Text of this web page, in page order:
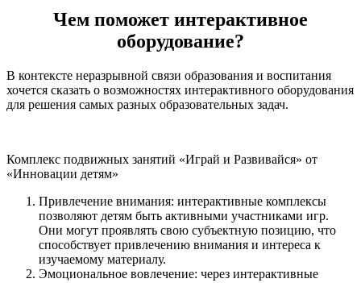
Чем поможет интерактивное
оборудование?
В контексте неразрывной связи образования и воспитания
хочется сказать о возможностях интерактивного оборудования
для решения самых разных образовательных задач.
Комплекс подвижных занятий «Играй и Развивайся» от
«Инновации детям»
Привлечение внимания: интерактивные комплексы
позволяют детям быть активными участниками игр.
Они могут проявлять свою субъектную позицию, что
способствует привлечению внимания и интереса к
изучаемому материалу.
Эмоциональное вовлечение: через интерактивные